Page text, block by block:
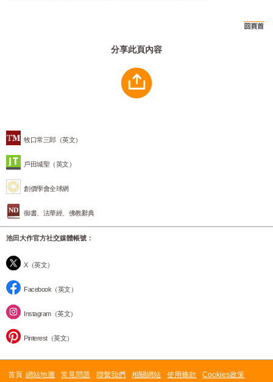
牧口常三郎（英文）
戶田城聖（英文）
創價學會全球網
御書、法華經、佛教辭典
池田大作官方社交媒體帳號：
X（英文）
Facebook（英文）
Instagram（英文）
Pinterest（英文）
分享此頁內容
首頁 網站地圖 常見問題 聯繫我們 相關網站 使用條款 Cookies政策